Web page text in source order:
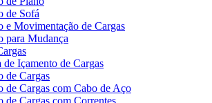
de Sofá
e Movimentação de Cargas
para Mudança
de Içamento de Cargas
de Cargas
de Cargas com Cabo de Aço
de Cargas com Correntes